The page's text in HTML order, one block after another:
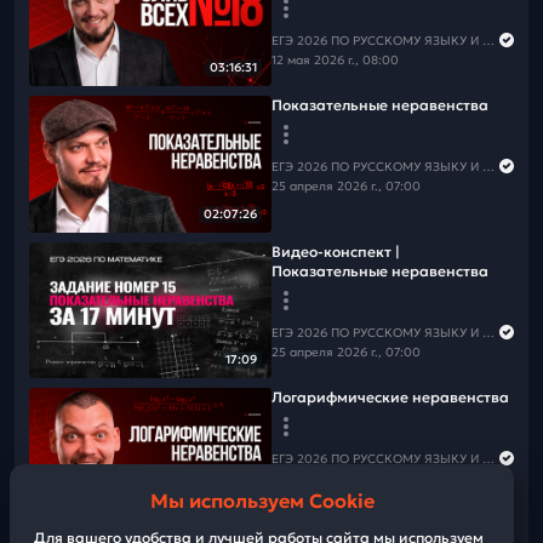
📲Канал в MAX
⚠️Чтобы не пропустить вебинары и полезную информацию
по русскому языку,подпишись на рассылку
03:16:31
12 мая 2026 г., 08:00
02:07:26
Показательные неравенства
ЕГЭ 2026 ПО РУССКОМУ ЯЗЫКУ И МАТЕМАТИКЕ
25 апреля 2026 г., 07:00
17:09
Видео-конспект |
Показательные неравенства
25 апреля 2026 г., 07:00
01:44:03
Логарифмические неравенства
ЕГЭ 2026 ПО РУССКОМУ ЯЗЫКУ И МАТЕМАТИКЕ
Мы используем Cookie
Для вашего удобства и лучшей работы сайта мы используем